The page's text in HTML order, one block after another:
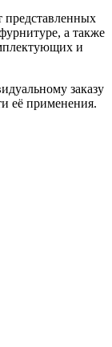
представленных
а также
и
заказу
её применения.